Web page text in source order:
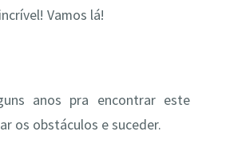
Vamos lá!
anos pra encontrar este
os obstáculos e suceder.